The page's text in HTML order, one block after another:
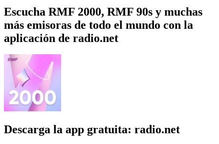
Escucha RMF 2000, RMF 90s y muchas
más emisoras de todo el mundo con la
aplicación de radio.net
Descarga la app gratuita: radio.net